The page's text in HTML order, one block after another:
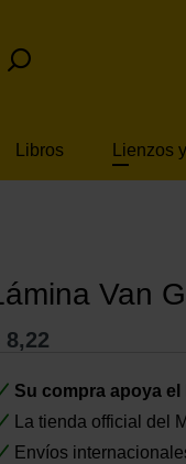
Libros Lienzos
Van
8,22
Su compra apoya el
La tienda official del
Envíos